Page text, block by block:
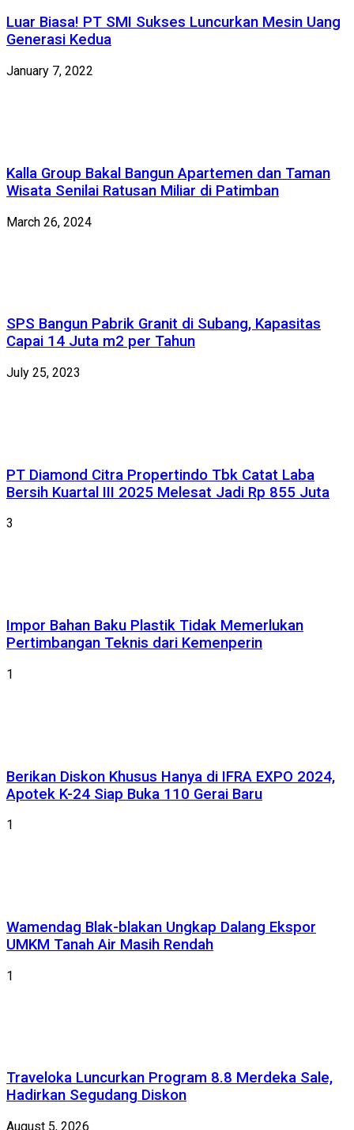
Luar Biasa! PT SMI Sukses Luncurkan Mesin Uang
Generasi Kedua
January 7, 2022
Kalla Group Bakal Bangun Apartemen dan Taman
Wisata Senilai Ratusan Miliar di Patimban
March 26, 2024
SPS Bangun Pabrik Granit di Subang, Kapasitas
Capai 14 Juta m2 per Tahun
July 25, 2023
PT Diamond Citra Propertindo Tbk Catat Laba
Bersih Kuartal III 2025 Melesat Jadi Rp 855 Juta
3
Impor Bahan Baku Plastik Tidak Memerlukan
Pertimbangan Teknis dari Kemenperin
1
Berikan Diskon Khusus Hanya di IFRA EXPO 2024,
Apotek K-24 Siap Buka 110 Gerai Baru
1
Wamendag Blak-blakan Ungkap Dalang Ekspor
UMKM Tanah Air Masih Rendah
1
Traveloka Luncurkan Program 8.8 Merdeka Sale,
Hadirkan Segudang Diskon
August 5, 2026